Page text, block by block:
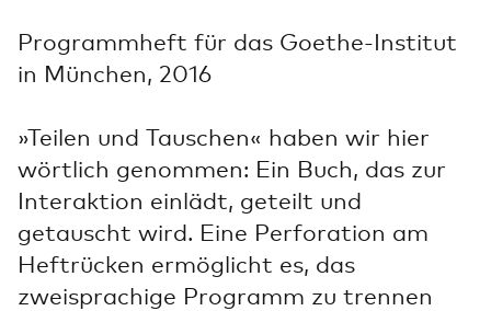
Programmheft für das Goethe-Institut
in München, 2016
»Teilen und Tauschen« haben wir hier
wörtlich genommen: Ein Buch, das zur
Interaktion einlädt, geteilt und
getauscht wird. Eine Perforation am
Heftrücken ermöglicht es, das
zweisprachige Programm zu trennen